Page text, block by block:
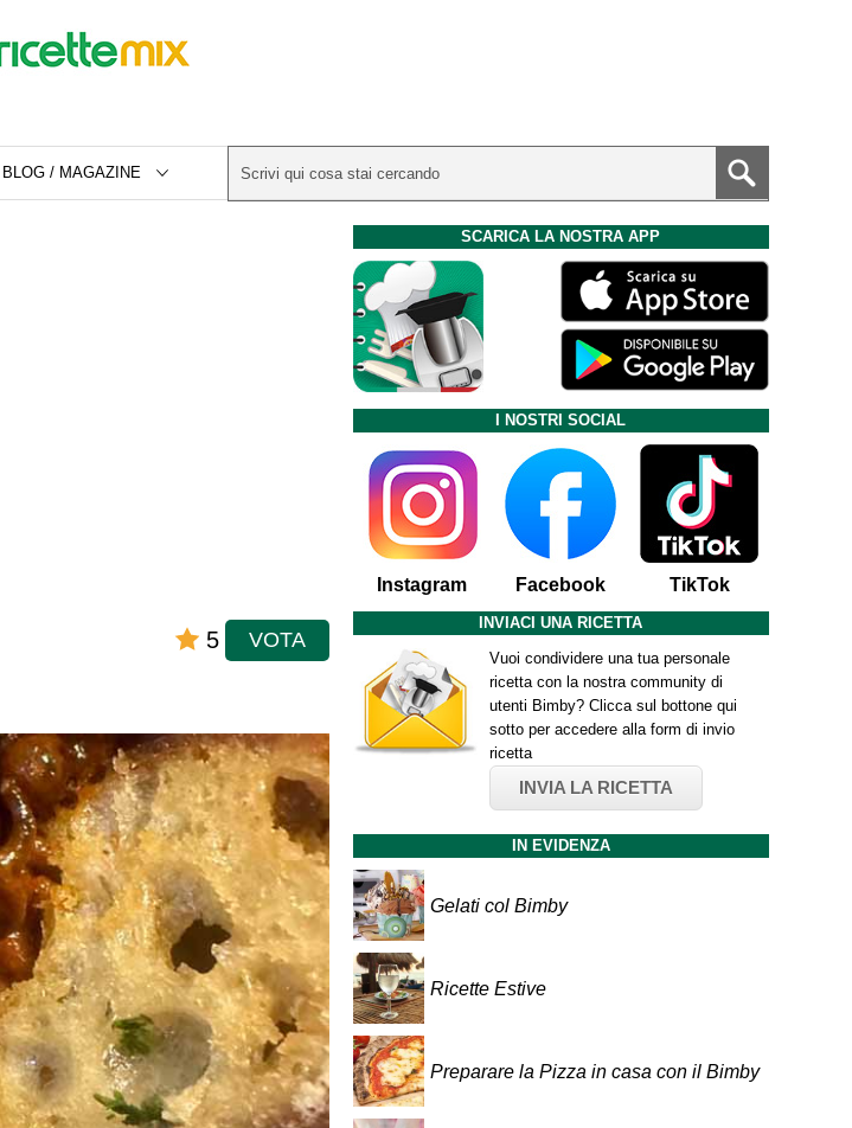
BLOG / MAGAZINE
5 VOTA
SCARICA LA NOSTRA APP
I NOSTRI SOCIAL
Instagram Facebook TikTok
INVIACI UNA RICETTA
Vuoi condividere una tua personale
ricetta con la nostra community di
utenti Bimby? Clicca sul bottone qui
sotto per accedere alla form di invio
ricetta
INVIA LA RICETTA
IN EVIDENZA
Gelati col Bimby
Ricette Estive
Preparare la Pizza in casa con il Bimby